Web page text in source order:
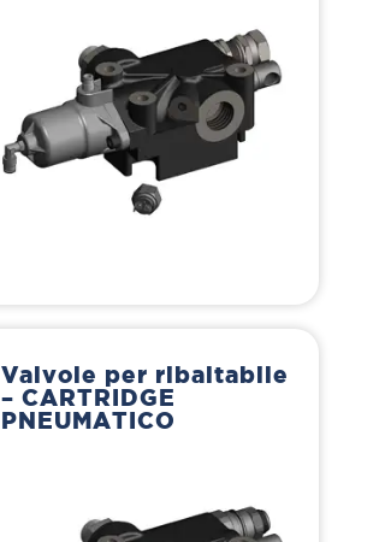
Valvole per ribaltabile
– CARTRIDGE
PNEUMATICO